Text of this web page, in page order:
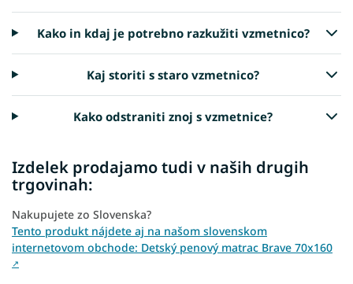
Kako in kdaj je potrebno razkužiti vzmetnico?
Kaj storiti s staro vzmetnico?
Kako odstraniti znoj s vzmetnice?
Izdelek prodajamo tudi v naših drugih
trgovinah:
Nakupujete zo Slovenska?
Tento produkt nájdete aj na našom slovenskom
internetovom obchode: Detský penový matrac Brave 70x160
↗